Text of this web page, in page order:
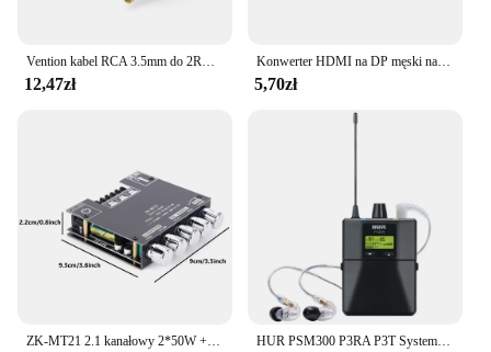
Vention kabel RCA 3.5mm do 2RCA Splitter złącze RCA 3.5 kabel kabel Audio RCA do wzmacniacza Smartphone zestaw kina domowego przewód AUX RCA
12,47zł
Konwerter HDMI na DP męski na żeński Port wyświetlacza 4K na adapter zgodny z HDMI Kabel audio HD do projektora PC TV Laptop
5,70zł
ZK-MT21 2.1 kanałowy 2*50W + 100W cyfrowa płyta wzmacniacza mocy Audio Stereo BT5.0 Bass AMP AUX 12/24V CS8673E HUR PSM300 P3RA P3T System monitorowania dousznego profesjonalny system bezprzewodowy dla zespołów 100mW 24-bitowy cyfrowy procesor DSP Audio